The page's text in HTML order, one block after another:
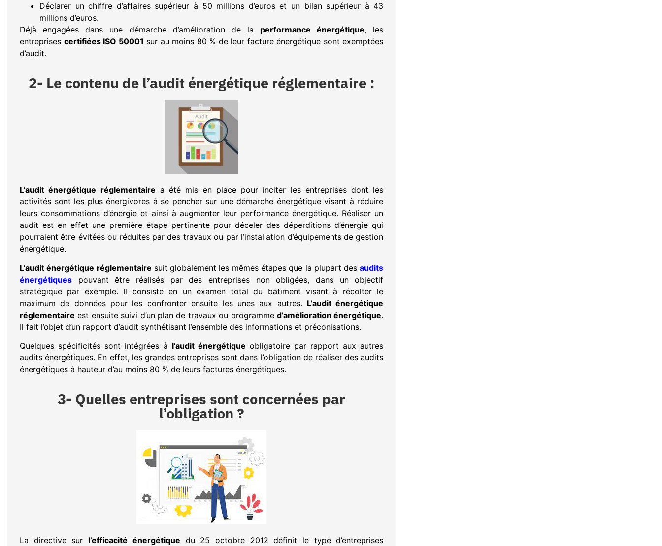
Déclarer un chiffre d’affaires supérieur à 50 millions d’euros et un bilan supérieur à 43
millions d’euros.
Déjà engagées dans une démarche d’amélioration de la performance énergétique, les
entreprises certifiées ISO 50001 sur au moins 80 % de leur facture énergétique sont exemptées
d’audit.
2- Le contenu de l’audit énergétique réglementaire :
L’audit énergétique réglementaire a été mis en place pour inciter les entreprises dont les
activités sont les plus énergivores à se pencher sur une démarche énergétique visant à réduire
leurs consommations d’énergie et ainsi à augmenter leur performance énergétique. Réaliser un
audit est en effet une première étape pertinente pour déceler des déperditions d’énergie qui
pourraient être évitées ou réduites par des travaux ou par l’installation d’équipements de gestion
énergétique.
L’audit énergétique réglementaire suit globalement les mêmes étapes que la plupart desaudits
énergétiques pouvant être réalisés par des entreprises non obligées, dans un objectif
stratégique par exemple. Il consiste en un examen total du bâtiment visant à récolter le
maximum de données pour les confronter ensuite les unes aux autres. L’audit énergétique
réglementaire est ensuite suivi d’un plan de travaux ou programme d’amélioration énergétique.
Il fait l’objet d’un rapport d’audit synthétisant l’ensemble des informations et préconisations.
Quelques spécificités sont intégrées à l’audit énergétique obligatoire par rapport aux autres
audits énergétiques. En effet, les grandes entreprises sont dans l’obligation de réaliser des audits
énergétiques à hauteur d’au moins 80 % de leurs factures énergétiques.
3- Quelles entreprises sont concernées par
l’obligation ?
La directive sur l’efficacité énergétique du 25 octobre 2012 définit le type d’entreprises